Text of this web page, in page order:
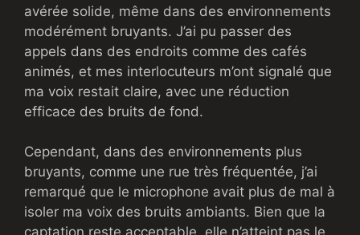
avérée solide, même dans des environnements
modérément bruyants. J’ai pu passer des
appels dans des endroits comme des cafés
animés, et mes interlocuteurs m’ont signalé que
ma voix restait claire, avec une réduction
efficace des bruits de fond.
Cependant, dans des environnements plus
bruyants, comme une rue très fréquentée, j’ai
remarqué que le microphone avait plus de mal à
isoler ma voix des bruits ambiants. Bien que la
captation reste acceptable, elle n’atteint pas le